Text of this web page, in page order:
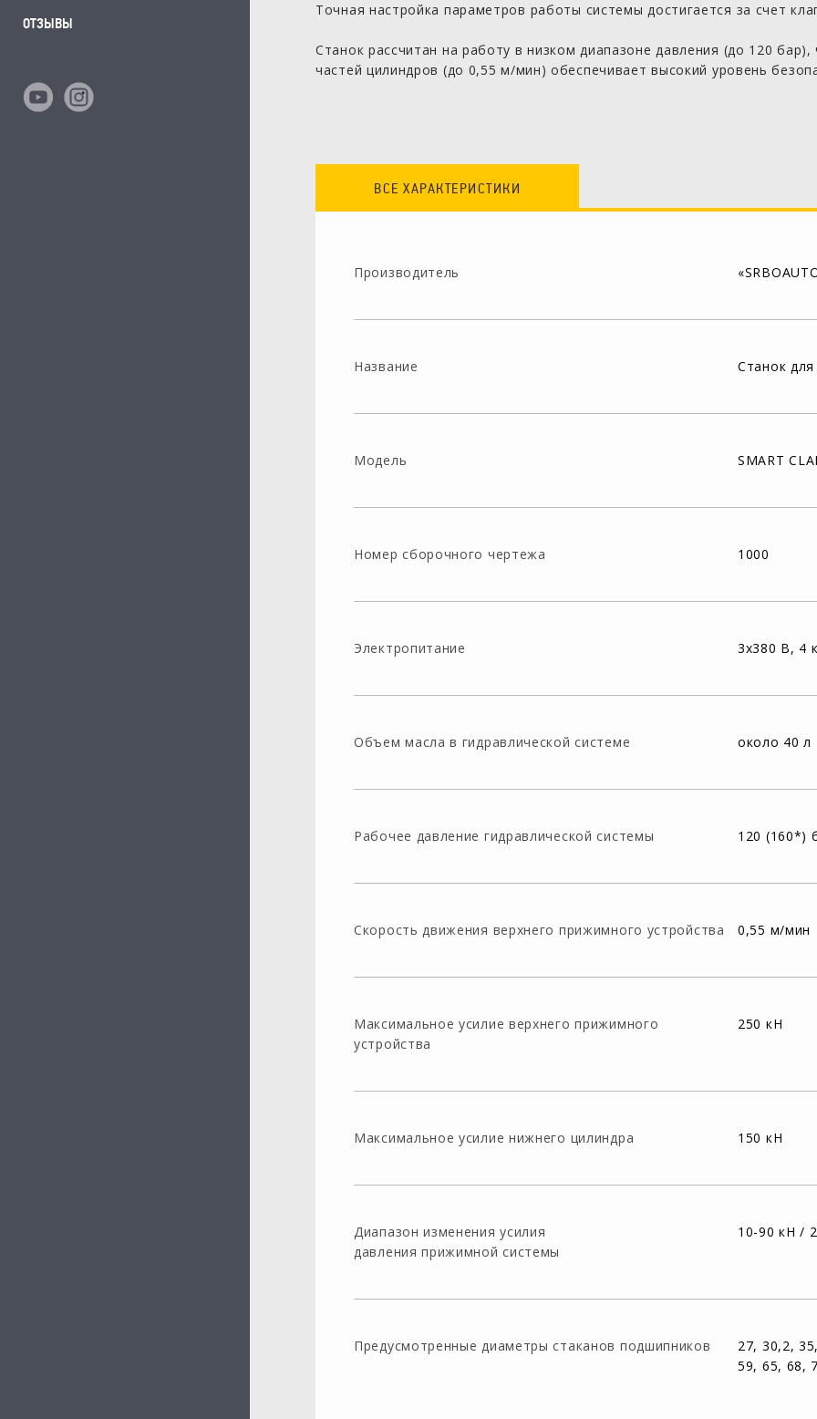
ОТЗЫВЫ
Точная настройка параметров работы системы достигается за счет
Станок рассчитан на работу в низком диапазоне давления (до 120
частей цилиндров (до 0,55 м/мин) обеспечивает высокий уровень
ВСЕ ХАРАКТЕРИСТИКИ
Производитель
Название Станок
Модель SMART
Номер сборочного чертежа 1000
Электропитание 3x380 В, 4
Объем масла в гидравлической системе около 40 л
Рабочее давление гидравлической системы 120 (160*)
Скорость движения верхнего прижимного устройства 0,55 м/мин
Максимальное усилие верхнего прижимного
устройства
250 кН
Максимальное усилие нижнего цилиндра 150 кН
Диапазон изменения усилия
давления прижимной системы
10-90 кН /
Предусмотренные диаметры стаканов подшипников
27, 30,2,
59, 65, 68,